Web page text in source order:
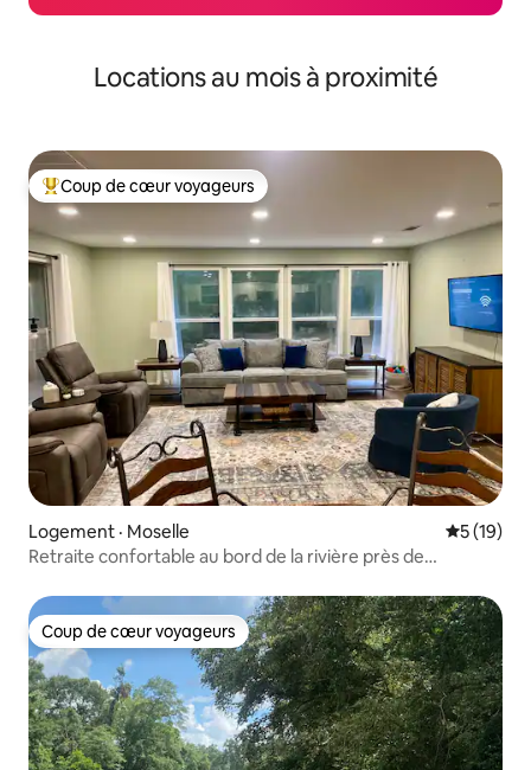
Locations au mois à proximité
Coup de cœur voyageurs parmi les plus aimés
Coup de cœur voyageurs
Logement · Moselle Note
5 (19)
Retraite confortable au bord de la rivière près de
Coup de cœur voyageurs
Coup de cœur voyageurs